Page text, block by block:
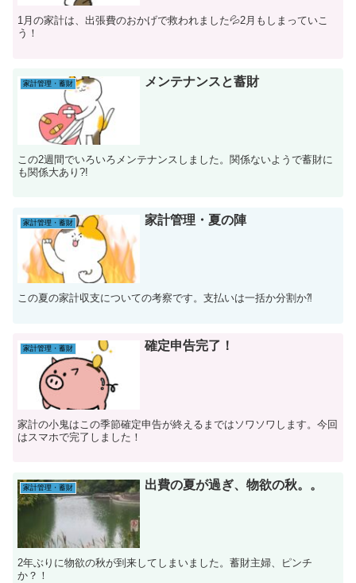
1月の家計は、出張費のおかげで救われました💦2月もしまっていこ
う！
家計管理・蓄財 メンテナンスと蓄財
この2週間でいろいろメンテナンスしました。関係ないようで蓄財に
も関係大あり?!
家計管理・蓄財 家計管理・夏の陣
この夏の家計収支についての考察です。支払いは一括か分割か⁈
家計管理・蓄財 確定申告完了！
家計の小鬼はこの季節確定申告が終えるまではソワソワします。今回
はスマホで完了しました！
家計管理・蓄財 出費の夏が過ぎ、物欲の秋。。
2年ぶりに物欲の秋が到来してしまいました。蓄財主婦、ピンチ
か？！